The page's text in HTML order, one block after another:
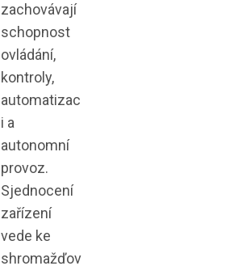
zachovávají
schopnost
ovládání,
kontroly,
automatizac
i a
autonomní
provoz.
Sjednocení
zařízení
vede ke
shromažďov